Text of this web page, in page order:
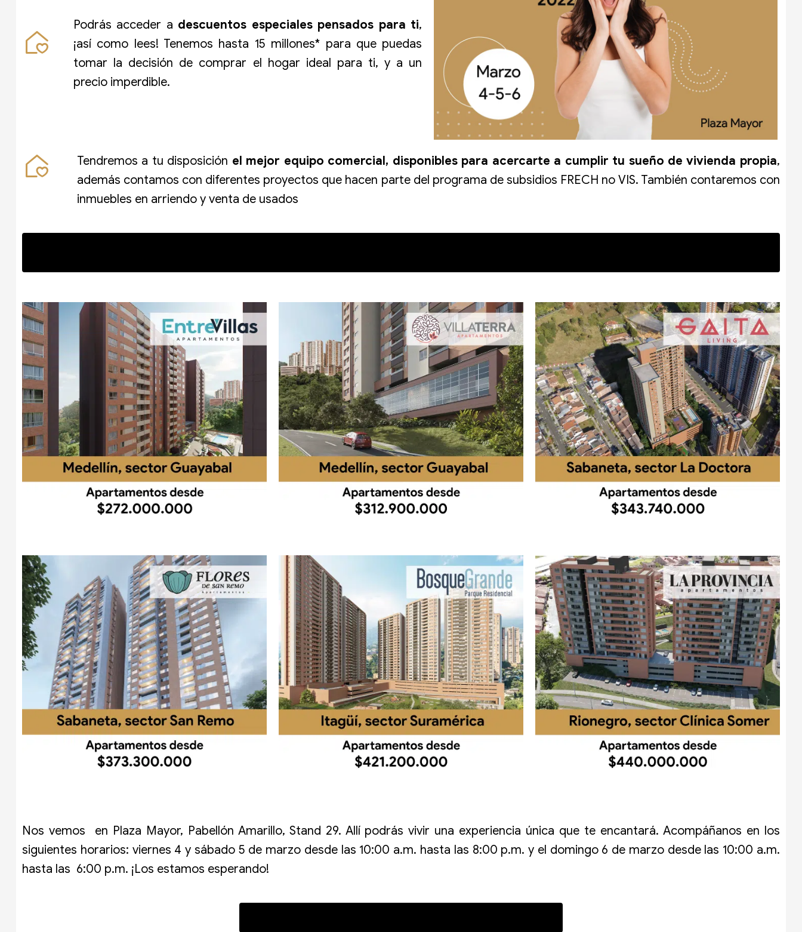
Podrás acceder a descuentos especiales pensados para ti,
¡así como lees! Tenemos hasta 15 millones* para que puedas
tomar la decisión de comprar el hogar ideal para ti, y a un
precio imperdible.
Tendremos a tu disposición el mejor equipo comercial, disponibles para acercarte a cumplir tu sueño de vivienda propia,
además contamos con diferentes proyectos que hacen parte del programa de subsidios FRECH no VIS. También contaremos con
inmuebles en arriendo y venta de usados
Nos vemos en Plaza Mayor, Pabellón Amarillo, Stand 29. Allí podrás vivir una experiencia única que te encantará. Acompáñanos en los
siguientes horarios: viernes 4 y sábado 5 de marzo desde las 10:00 a.m. hasta las 8:00 p.m. y el domingo 6 de marzo desde las 10:00 a.m.
hasta las 6:00 p.m. ¡Los estamos esperando!